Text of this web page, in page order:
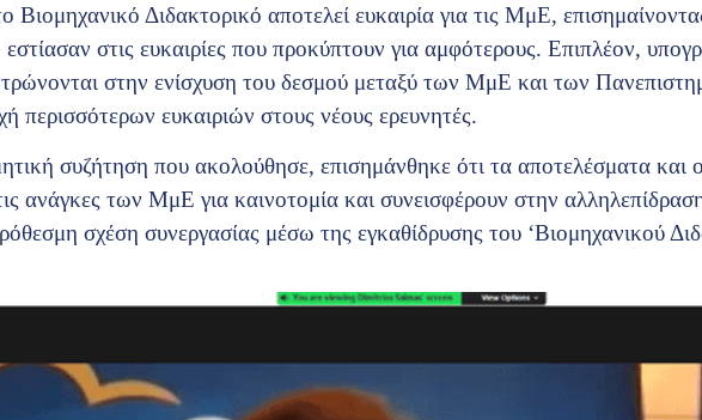
Βιομηχανικό Διδακτορικό αποτελεί ευκαιρία για τις ΜμΕ,
στις ευκαιρίες που προκύπτουν για αμφότερους. Επιπλέον,
στην ενίσχυση του δεσμού μεταξύ των ΜμΕ και των
περισσότερων ευκαιριών στους νέους ερευνητές.
συζήτηση που ακολούθησε, επισημάνθηκε ότι τα αποτελέσματα
ανάγκες των ΜμΕ για καινοτομία και συνεισφέρουν στην
σχέση συνεργασίας μέσω της εγκαθίδρυσης του ‘Βιομηχανικού